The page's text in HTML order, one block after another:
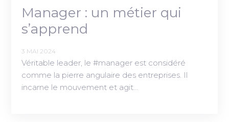
Manager : un métier qui
s’apprend
3 MAI 2024
Véritable leader, le #manager est considéré
comme la pierre angulaire des entreprises. Il
incarne le mouvement et agit…